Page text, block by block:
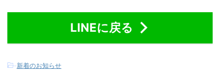
LINEに戻る
-新着のお知らせ